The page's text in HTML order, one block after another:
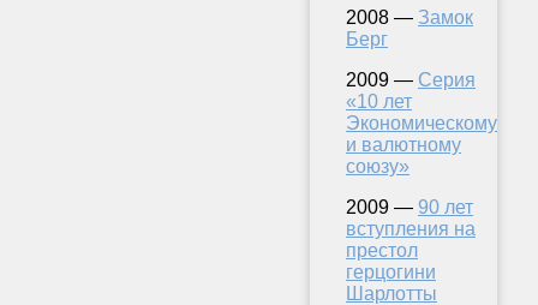
2008 — Замок
Берг
2009 — Серия
«10 лет
Экономическому
и валютному
союзу»
2009 — 90 лет
вступления на
престол
герцогини
Шарлотты